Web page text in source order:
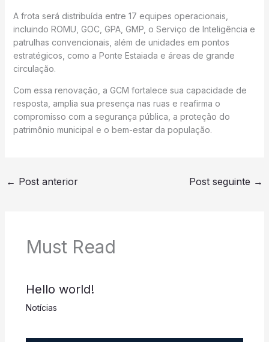
A frota será distribuída entre 17 equipes operacionais,
incluindo ROMU, GOC, GPA, GMP, o Serviço de Inteligência e
patrulhas convencionais, além de unidades em pontos
estratégicos, como a Ponte Estaiada e áreas de grande
circulação.
Com essa renovação, a GCM fortalece sua capacidade de
resposta, amplia sua presença nas ruas e reafirma o
compromisso com a segurança pública, a proteção do
patrimônio municipal e o bem-estar da população.
← Post anterior Post seguinte →
Must Read
Hello world!
Notícias